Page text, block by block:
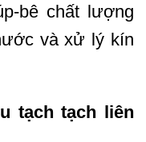
bê chất lượng
và xử lý kín
tạch tạch liên